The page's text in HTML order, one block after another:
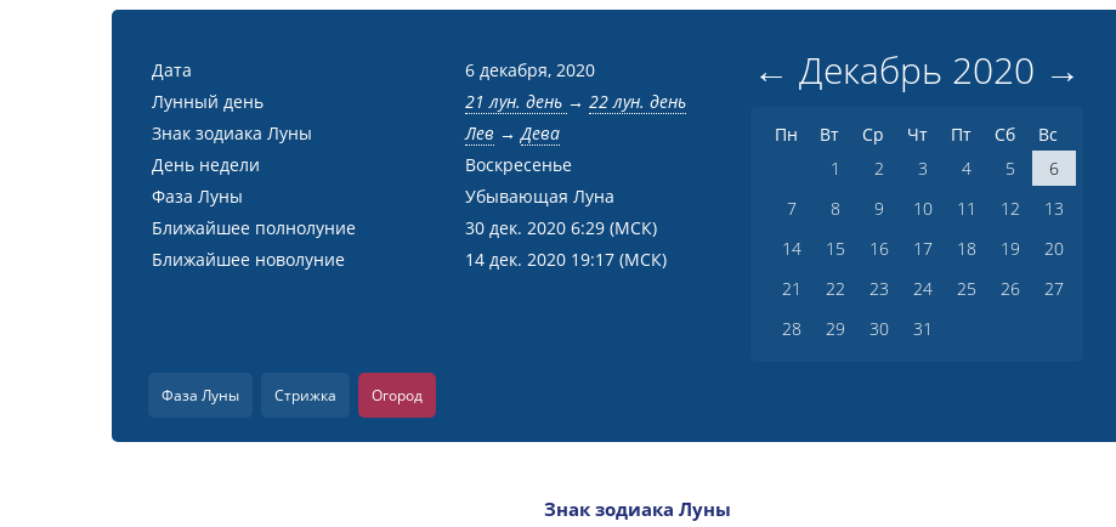
Дата
6 декабря, 2020
Лунный день
21 лун. день → 22 лун. день
Знак зодиака Луны
Лев →Дева
День недели
Воскресенье
Фаза Луны
Убывающая Луна
Ближайшее полнолуние
30 дек. 2020 6:29 (МСК)
Ближайшее новолуние
14 дек. 2020 19:17 (МСК)
← Декабрь 2020 →
Пн Вт Ср Чт Пт Сб
Вс
1
2 3 4 5
6
7
8 9 10 11 12
13
14
15 16 17 18 19
20
21
22 23 24 25 26
27
28
29 30 31
Фаза Луны Стрижка Огород
Знак зодиака Луны